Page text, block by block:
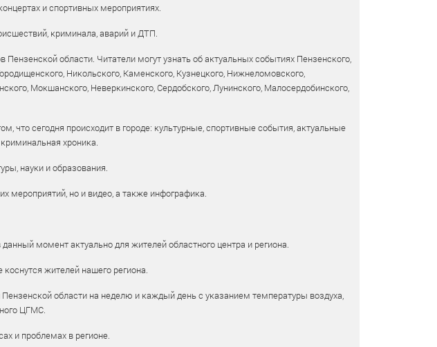
и спортивных мероприятиях.
криминала, аварий и ДТП.
области. Читатели могут узнать об актуальных событиях Пензенского,
Никольского, Каменского, Кузнецкого, Нижнеломовского,
Мокшанского, Неверкинского, Сердобского, Лунинского, Малосердобинского,
сегодня происходит в городе: культурные, спортивные события, актуальные
хроника.
науки и образования.
мероприятий, но и видео, а также инфографика.
момент актуально для жителей областного центра и региона.
жителей нашего региона.
области на неделю и каждый день с указанием температуры воздуха,
ЦГМС.
и проблемах в регионе.